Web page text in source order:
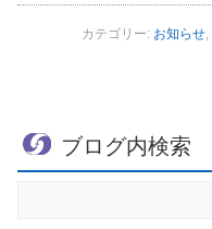
カテゴリー: お知らせ
ブログ内検索